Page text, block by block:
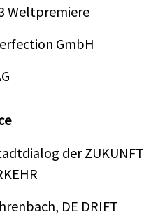
Weltpremiere
GmbH
der ZUKUNFT
DE DRIFT